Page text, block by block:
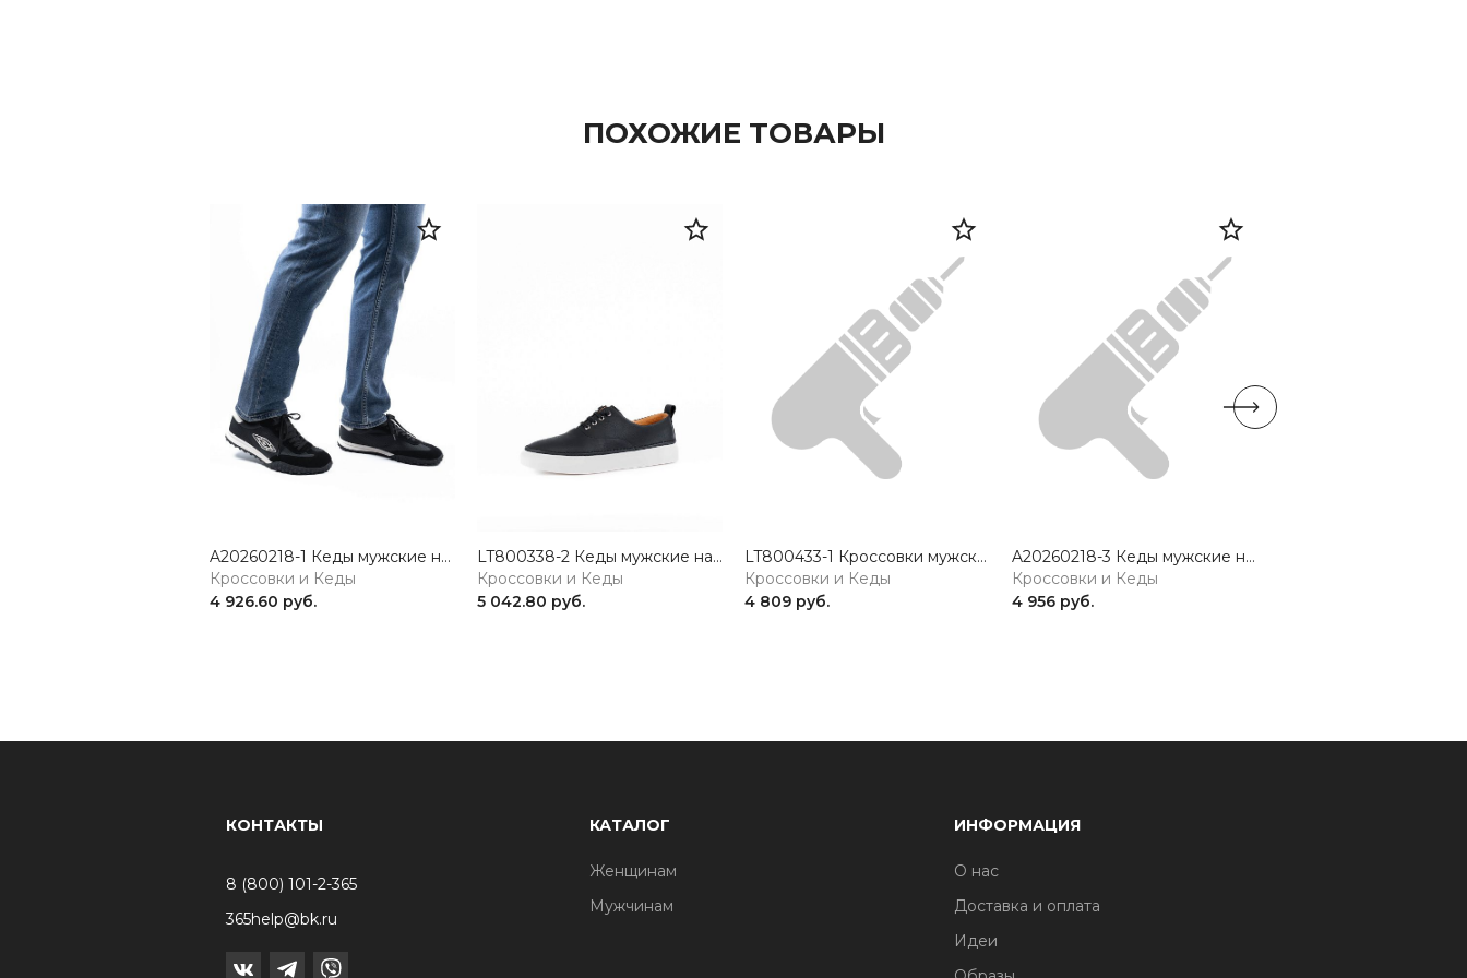
ПОХОЖИЕ ТОВАРЫ
A20260218-1 Кеды мужские натуральная кожа черный 365
Кроссовки и Кеды
4 926.60 руб.
LT800338-2 Кеды мужские натуральная кожа черный 365
Кроссовки и Кеды
5 042.80 руб.
LT800433-1 Кроссовки мужские натуральная кожа бел-черный 365
Кроссовки и Кеды
4 809 руб.
A20260218-3 Кеды мужские натуральная кожа молочный 365
Кроссовки и Кеды
4 956 руб.
КОНТАКТЫ
8 (800) 101-2-365
365help@bk.ru
КАТАЛОГ
Женщинам
Мужчинам
ИНФОРМАЦИЯ
О нас
Доставка и оплата
Идеи